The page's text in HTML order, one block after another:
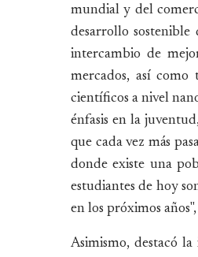
mundial y del
desarrollo
intercambio de
mercados, así
científicos a nivel
énfasis en la
que cada vez más
donde existe una
estudiantes de hoy
en los próximos
Asimismo, destacó